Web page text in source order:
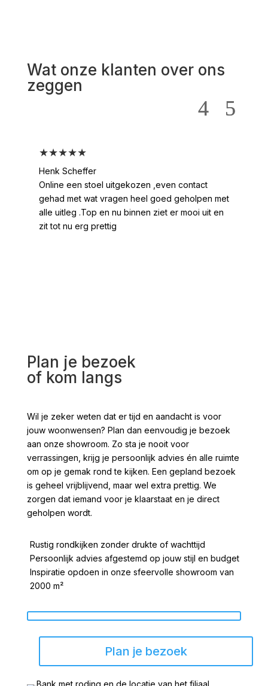
Wat onze klanten over ons
zeggen
★★★★★
Henk Scheffer
Online een stoel uitgekozen ,even contact
gehad met wat vragen heel goed geholpen met
alle uitleg .Top en nu binnen ziet er mooi uit en
zit tot nu erg prettig
Plan je bezoek
of kom langs
Wil je zeker weten dat er tijd en aandacht is voor
jouw woonwensen? Plan dan eenvoudig je bezoek
aan onze showroom. Zo sta je nooit voor
verrassingen, krijg je persoonlijk advies én alle ruimte
om op je gemak rond te kijken. Een gepland bezoek
is geheel vrijblijvend, maar wel extra prettig. We
zorgen dat iemand voor je klaarstaat en je direct
geholpen wordt.
Rustig rondkijken zonder drukte of wachttijd
Persoonlijk advies afgestemd op jouw stijl en budget
Inspiratie opdoen in onze sfeervolle showroom van
2000 m²
Plan je bezoek